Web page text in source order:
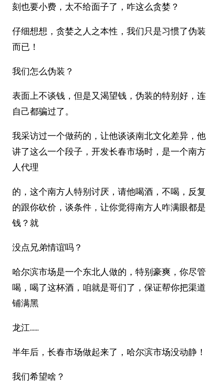
刻也要小费，太不给面子了，咋这么贪婪？
仔细想想，贪婪之人之本性，我们只是习惯了伪装
而已！
我们怎么伪装？
表面上不谈钱，但是又渴望钱，伪装的特别好，连
自己都骗过了。
我采访过一个做药的，让他谈谈南北文化差异，他
讲了这么一个段子，开发长春市场时，是一个南方
人代理
的，这个南方人特别讨厌，请他喝酒，不喝，反复
的跟你砍价，谈条件，让你觉得南方人咋满眼都是
钱？就
没点兄弟情谊吗？
哈尔滨市场是一个东北人做的，特别豪爽，你尽管
喝，喝了这杯酒，咱就是哥们了，保证帮你把渠道
铺满黑
龙江……
半年后，长春市场做起来了，哈尔滨市场没动静！
我们希望啥？